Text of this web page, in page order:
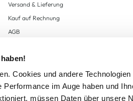
Cookies und andere Technologien
im Auge haben und
müssen Daten über unsere
Versand & Lieferung
Kauf auf Rechnung
AGB
Zahlungsarten
Datenschutz
AWG CARD Teilnahmebedingungen